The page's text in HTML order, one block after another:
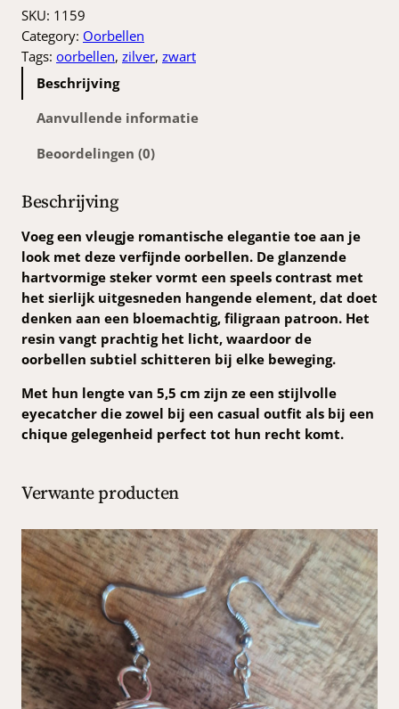
a
r
t
z
o
r
b
e
l
l
e
n
a
n
t
SKU: 1159
Category: Oorbellen
Tags: oorbellen, zilver, zwart
Beschrijving
Aanvullende informatie
Beoordelingen (0)
Beschrijving
Voeg een vleugje romantische elegantie toe aan je
look met deze verfijnde oorbellen. De glanzende
hartvormige steker vormt een speels contrast met
het sierlijk uitgesneden hangende element, dat doet
denken aan een bloemachtig, filigraan patroon. Het
resin vangt prachtig het licht, waardoor de
oorbellen subtiel schitteren bij elke beweging.
Met hun lengte van 5,5 cm zijn ze een stijlvolle
eyecatcher die zowel bij een casual outfit als bij een
chique gelegenheid perfect tot hun recht komt.
Verwante producten